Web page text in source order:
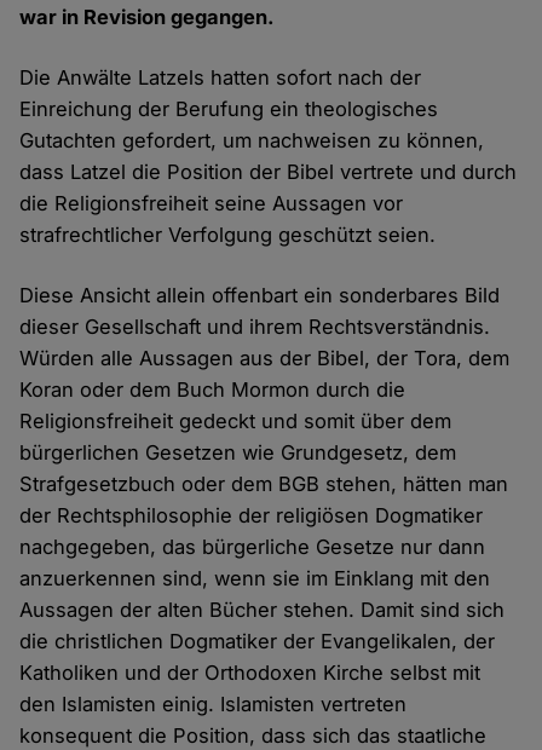
war in Revision gegangen.
Die Anwälte Latzels hatten sofort nach der
Einreichung der Berufung ein theologisches
Gutachten gefordert, um nachweisen zu können,
dass Latzel die Position der Bibel vertrete und durch
die Religionsfreiheit seine Aussagen vor
strafrechtlicher Verfolgung geschützt seien.
Diese Ansicht allein offenbart ein sonderbares Bild
dieser Gesellschaft und ihrem Rechtsverständnis.
Würden alle Aussagen aus der Bibel, der Tora, dem
Koran oder dem Buch Mormon durch die
Religionsfreiheit gedeckt und somit über dem
bürgerlichen Gesetzen wie Grundgesetz, dem
Strafgesetzbuch oder dem BGB stehen, hätten man
der Rechtsphilosophie der religiösen Dogmatiker
nachgegeben, das bürgerliche Gesetze nur dann
anzuerkennen sind, wenn sie im Einklang mit den
Aussagen der alten Bücher stehen. Damit sind sich
die christlichen Dogmatiker der Evangelikalen, der
Katholiken und der Orthodoxen Kirche selbst mit
den Islamisten einig. Islamisten vertreten
konsequent die Position, dass sich das staatliche